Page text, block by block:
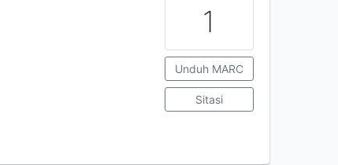
1
Unduh MARC
Sitasi